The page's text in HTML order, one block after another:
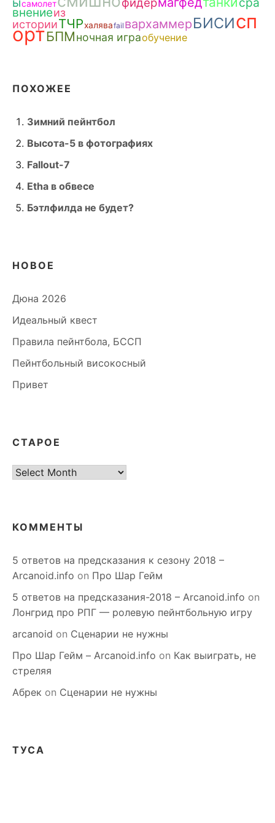
самолет
внениеиз
историиТЧРхаляваfail вархаммерБИСИсп
ортБПМночная играобучение
ПОХОЖЕЕ
Зимний пейнтбол
Высота-5 в фотографиях
Fallout-7
Etha в обвесе
Бэтлфилда не будет?
НОВОЕ
Дюна 2026
Идеальный квест
Правила пейнтбола, БССП
Пейнтбольный високосный
Привет
СТАРОЕ
старое
КОММЕНТЫ
5 ответов на предсказания к сезону 2018 –
Arcanoid.info on Про Шар Гейм
5 ответов на предсказания-2018 – Arcanoid.info on
Лонгрид про РПГ — ролевую пейнтбольную игру
arcanoid on Сценарии не нужны
Про Шар Гейм – Arcanoid.info on Как выиграть, не
стреляя
Абрек on Сценарии не нужны
ТУСА